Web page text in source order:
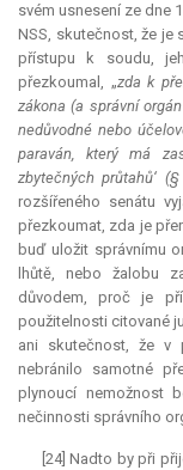
svém usnesení ze dne
NSS, skutečnost, že je
přístupu k soudu,
přezkoumal, „zda k
zákona (a správní
nedůvodné nebo
paraván, který má
zbytečných průtahů‘
rozšířeného senátu
přezkoumat, zda je
buď uložit správnímu
lhůtě, nebo žalobu
důvodem, proč je
použitelnosti citované
ani skutečnost, že v
nebránilo samotné
plynoucí nemožnost
nečinnosti správního
[24] Nadto by při